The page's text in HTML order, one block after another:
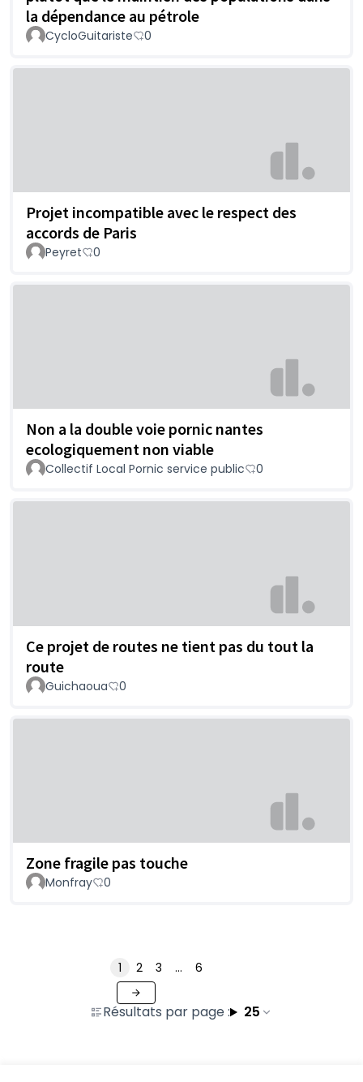
la dépendance au pétrole
CycloGuitariste 0
Projet incompatible avec le respect des
accords de Paris
Peyret 0
Non a la double voie pornic nantes
ecologiquement non viable
Collectif Local Pornic service public 0
Ce projet de routes ne tient pas du tout la
route
Guichaoua 0
Zone fragile pas touche
Monfray 0
Résultats par page : 25
1 2 3 … 6